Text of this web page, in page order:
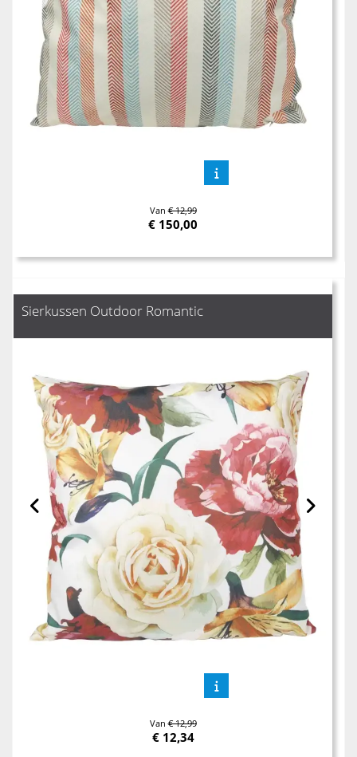
Van€ 12,99
€ 150,00
Sierkussen Outdoor Romantic
Van€ 12,99
€ 12,34